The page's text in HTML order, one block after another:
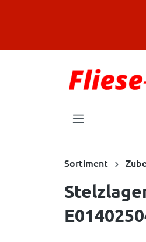
Sortiment